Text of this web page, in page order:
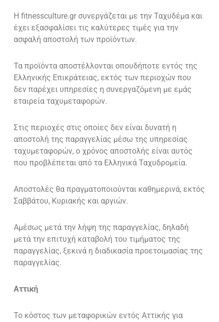
Η fitnessculture.gr συνεργάζεται με την Ταχυδέμα και
έχει εξασφαλίσει τις καλύτερες τιμές για την
ασφαλή αποστολή των προϊόντων.
Τα προϊόντα αποστέλλονται οπουδήποτε εντός της
Ελληνικής Επικράτειας, εκτός των περιοχών που
δεν παρέχει υπηρεσίες η συνεργαζόμενη με εμάς
εταιρεία ταχυμεταφορών.
Στις περιοχές στις οποίες δεν είναι δυνατή η
αποστολή της παραγγελίας μέσω της υπηρεσίας
ταχυμεταφορών, ο χρόνος αποστολής είναι αυτός
που προβλέπεται από τα Ελληνικά Ταχυδρομεία.
Αποστολές θα πραγματοποιούνται καθημερινά, εκτός
Σαββάτου, Κυριακής και αργιών.
Αμέσως μετά την λήψη της παραγγελίας, δηλαδή
μετά την επιτυχή καταβολή του τιμήματος της
παραγγελίας, ξεκινά η διαδικασία προετοιμασίας της
παραγγελίας.
Αττική
Το κόστος των μεταφορικών εντός Αττικής για